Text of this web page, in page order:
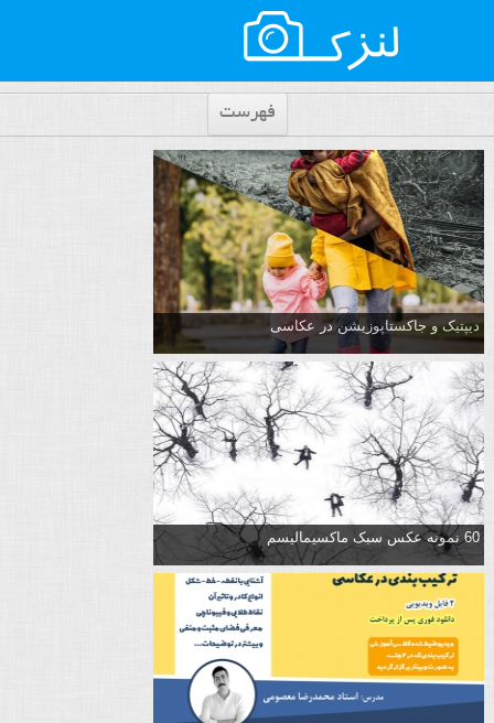
فهرست
دیپتیک و جاکستا‌پوزیشن در عکاسی
60 نمونه عکس سبک ماکسیمالیسم